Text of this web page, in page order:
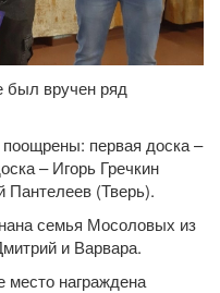
был вручен ряд
первая доска –
– Игорь Гречкин
Пантелеев (Тверь).
семья Мосоловых из
и Варвара.
место награждена